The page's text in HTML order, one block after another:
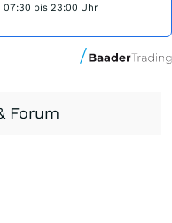
07:30 bis 23:00 Uhr
Forum